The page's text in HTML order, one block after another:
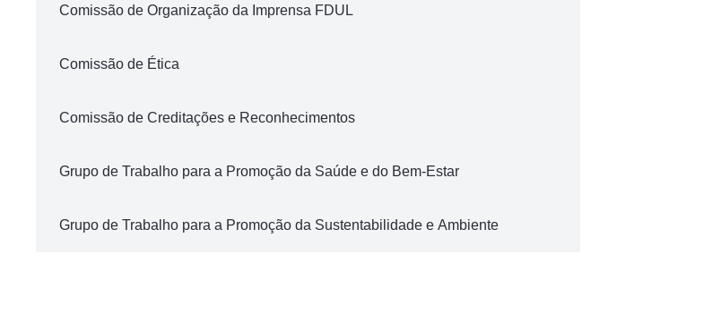
Comissão de Organização da Imprensa FDUL
Comissão de Ética
Comissão de Creditações e Reconhecimentos
Grupo de Trabalho para a Promoção da Saúde e do Bem-Estar
Grupo de Trabalho para a Promoção da Sustentabilidade e Ambiente